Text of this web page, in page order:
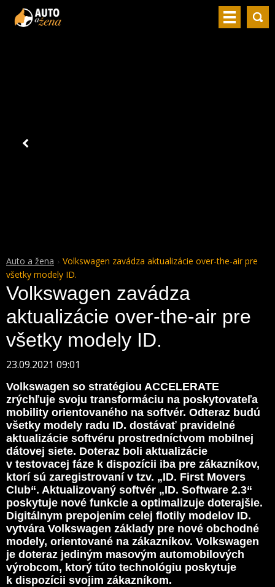
Auto a žena
Volkswagen zavádza aktualizácie over-the-air pre
všetky modely ID.
Volkswagen zavádza
aktualizácie over-the-air pre
všetky modely ID.
23.09.2021 09:01
Volkswagen so stratégiou ACCELERATE
zrýchľuje svoju transformáciu na poskytovateľa
mobility orientovaného na softvér. Odteraz budú
všetky modely radu ID. dostávať pravidelné
aktualizácie softvéru prostredníctvom mobilnej
dátovej siete. Doteraz boli aktualizácie
v testovacej fáze k dispozícii iba pre zákazníkov,
ktorí sú zaregistrovaní v tzv. „ID. First Movers
Club“. Aktualizovaný softvér „ID. Software 2.3“
poskytuje nové funkcie a optimalizuje doterajšie.
Digitálnym prepojením celej flotily modelov ID.
vytvára Volkswagen základy pre nové obchodné
modely, orientované na zákazníkov. Volkswagen
je doteraz jediným masovým automobilových
výrobcom, ktorý túto technológiu poskytuje
k dispozícii svojim zákazníkom.